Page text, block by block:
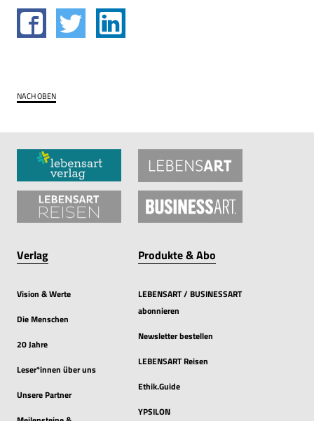
NACH OBEN
Verlag
Vision & Werte
Die Menschen
20 Jahre
Leser*innen über uns
Unsere Partner
Produkte & Abo
LEBENSART / BUSINESSART
abonnieren
Newsletter bestellen
LEBENSART Reisen
Ethik.Guide
YPSILON